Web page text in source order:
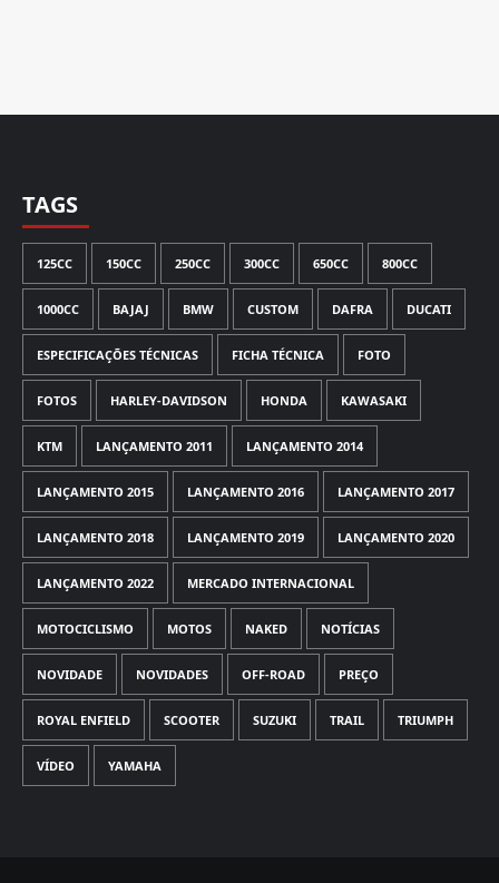
TAGS
125CC 150CC 250CC 300CC 650CC 800CC
1000CC BAJAJ BMW CUSTOM DAFRA DUCATI
ESPECIFICAÇÕES TÉCNICAS FICHA TÉCNICA FOTO
FOTOS HARLEY-DAVIDSON HONDA KAWASAKI
KTM LANÇAMENTO 2011 LANÇAMENTO 2014
LANÇAMENTO 2015 LANÇAMENTO 2016 LANÇAMENTO 2017
LANÇAMENTO 2018 LANÇAMENTO 2019 LANÇAMENTO 2020
LANÇAMENTO 2022 MERCADO INTERNACIONAL
MOTOCICLISMO MOTOS NAKED NOTÍCIAS
NOVIDADE NOVIDADES OFF-ROAD PREÇO
ROYAL ENFIELD SCOOTER SUZUKI TRAIL TRIUMPH
VÍDEO YAMAHA